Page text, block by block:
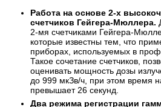
Работа на основе 2-х
счетчиков Гейгера-Мюллера.
2-мя счетчиками Гейгера-
которые известны тем, что
приборах, используемых в
Такое сочетание счетчиков,
оценивать мощность дозы
до 999 мкЗв/ч, при этом время
превышает 26 секунд.
Два режима регистрации